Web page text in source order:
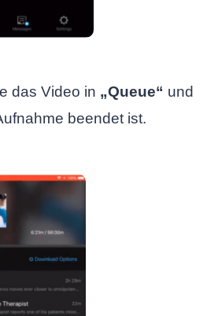
das Video in „Queue“ und
beendet ist.